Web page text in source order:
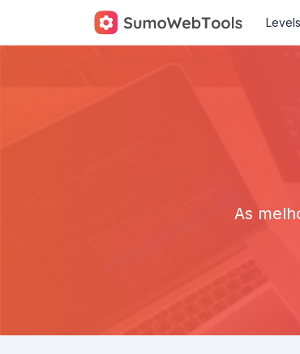
Levels
As